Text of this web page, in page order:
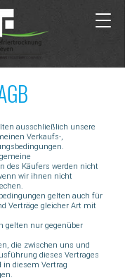
ausschließlich unsere
Verkaufs-,
des Käufers werden nicht
wir ihnen nicht
gelten auch für
Verträge gleicher Art mit
gelten nur gegenüber
die zwischen uns und
dieses Vertrages
in diesem Vertrag